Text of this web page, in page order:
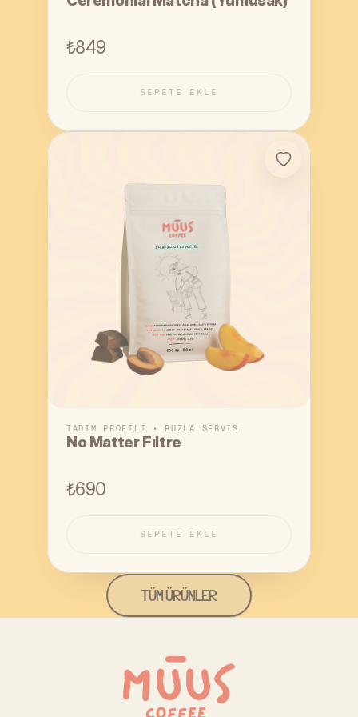
₺849
SEPETE EKLE
TADIM PROFILI • BUZLA SERVIS
No Matter Fıltre
₺690
SEPETE EKLE
TÜM ÜRÜNLER